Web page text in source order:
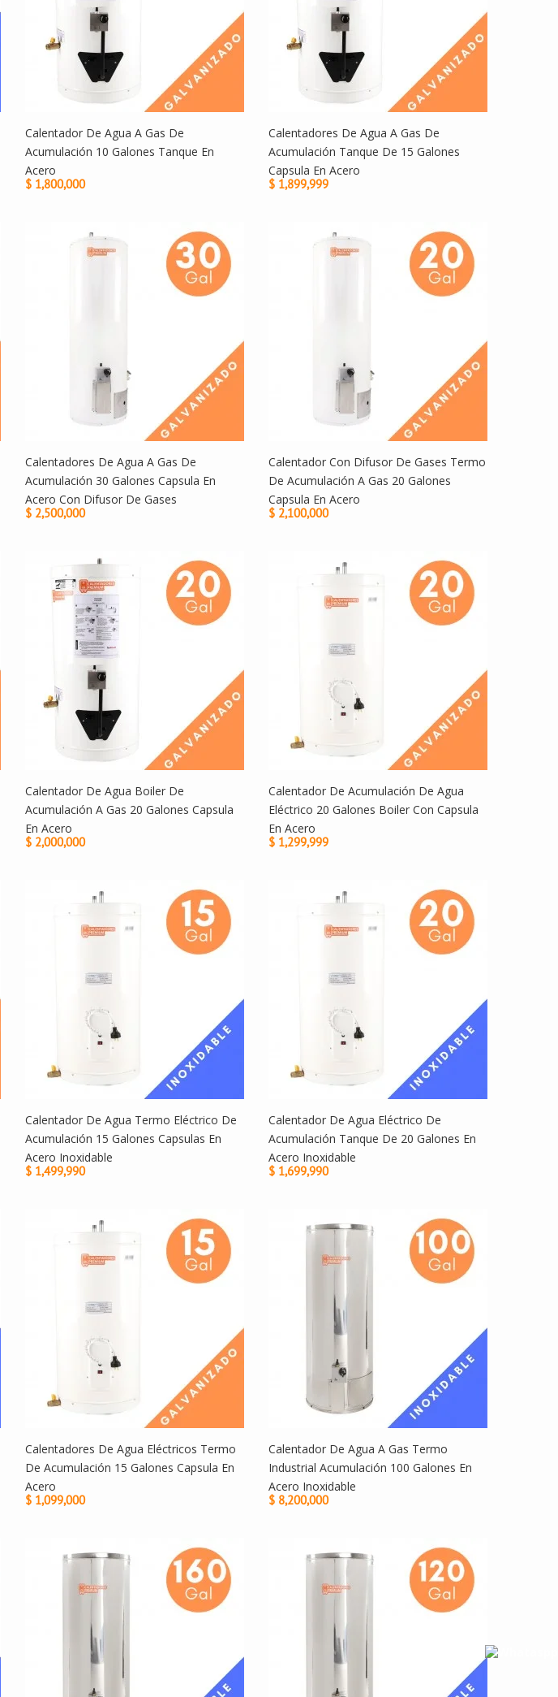
Calentador De Agua A Gas De
Acumulación 10 Galones Tanque En
Acero
$ 1,800,000
Calentadores De Agua A Gas De
Acumulación Tanque De 15 Galones
Capsula En Acero
$ 1,899,999
Calentadores De Agua A Gas De
Acumulación 30 Galones Capsula En
Acero Con Difusor De Gases
$ 2,500,000
Calentador Con Difusor De Gases Termo
De Acumulación A Gas 20 Galones
Capsula En Acero
$ 2,100,000
Calentador De Agua Boiler De
Acumulación A Gas 20 Galones Capsula
En Acero
$ 2,000,000
Calentador De Acumulación De Agua
Eléctrico 20 Galones Boiler Con Capsula
En Acero
$ 1,299,999
Calentador De Agua Termo Eléctrico De
Acumulación 15 Galones Capsulas En
Acero Inoxidable
$ 1,499,990
Calentador De Agua Eléctrico De
Acumulación Tanque De 20 Galones En
Acero Inoxidable
$ 1,699,990
Calentadores De Agua Eléctricos Termo
De Acumulación 15 Galones Capsula En
Acero
$ 1,099,000
Calentador De Agua A Gas Termo
Industrial Acumulación 100 Galones En
Acero Inoxidable
$ 8,200,000